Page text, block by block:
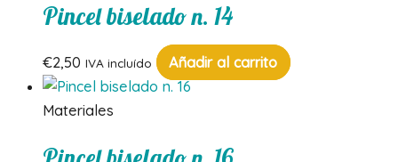
Pincel biselado n. 14
€2,50 IVA incluído Añadir al carrito
Materiales